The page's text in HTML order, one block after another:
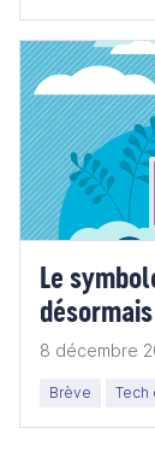
Le
8 décembre
Brève Tech